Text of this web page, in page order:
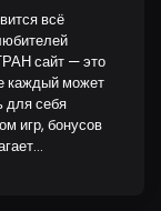
всё
сайт — это
каждый может
для себя
игр, бонусов